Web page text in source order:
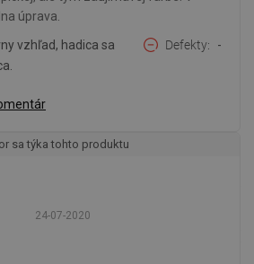
úprava.
vzhľad, hadica sa
Defekty -
sa týka tohto produktu
24-07-2020